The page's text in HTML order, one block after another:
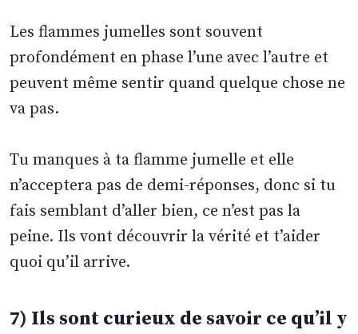
Les flammes jumelles sont souvent
profondément en phase l’une avec l’autre et
peuvent même sentir quand quelque chose ne
va pas.
Tu manques à ta flamme jumelle et elle
n’acceptera pas de demi-réponses, donc si tu
fais semblant d’aller bien, ce n’est pas la
peine. Ils vont découvrir la vérité et t’aider
quoi qu’il arrive.
7) Ils sont curieux de savoir ce qu’il y